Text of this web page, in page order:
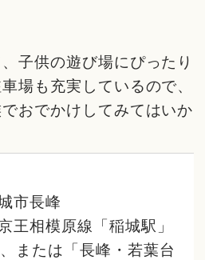
子供の遊び場にぴったり
場も充実しているので、
おでかけしてみてはいか
市長峰
王相模原線「稲城駅」
または「長峰・若葉台